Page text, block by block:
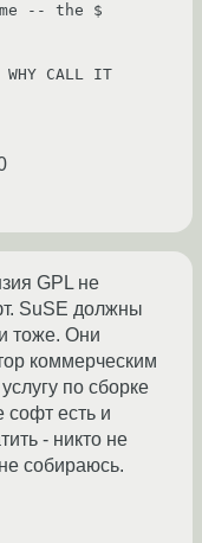
-- the $
CALL IT
GPL не
SuSE должны
тоже. Они
коммерческим
по сборке
софт есть и
- никто не
собираюсь.